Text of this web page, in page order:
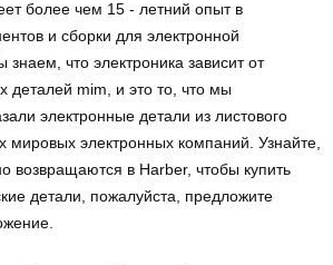
более чем 15 - летний опыт в
и сборки для электронной
что электроника зависит от
деталей mim, и это то, что мы
электронные детали из листового
мировых электронных компаний. Узнайте,
возвращаются в Harber, чтобы купить
детали, пожалуйста, предложите